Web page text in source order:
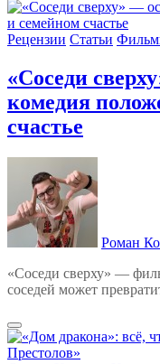
Рецензии Статьи
«Соседи
комедия
счастье
Роман
«Соседи сверху» —
соседей может